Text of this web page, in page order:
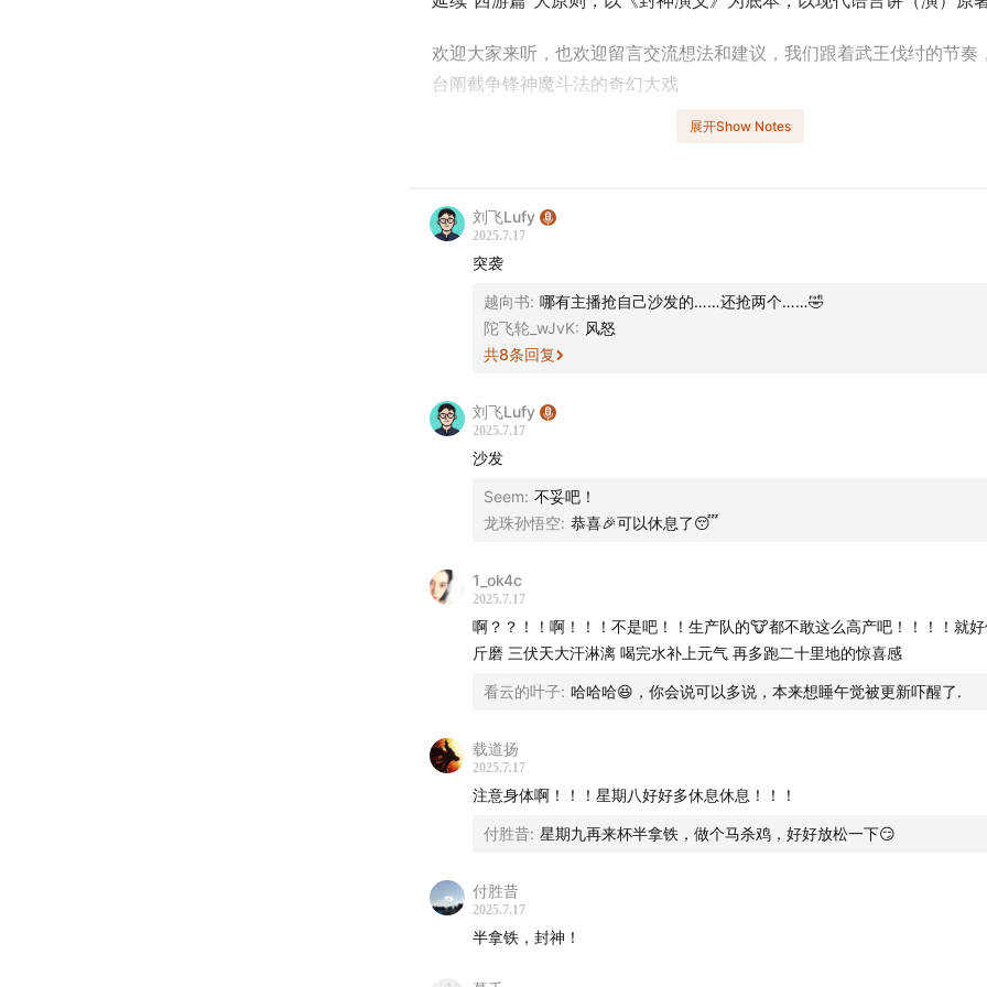
欢迎大家来听，也欢迎留言交流想法和建议，我们跟着武王伐纣的节奏
台阐截争锋神魔斗法的奇幻大戏
“封神篇”第一期在这儿同步更新，从第二期开始，在
来杯半拿铁，咱们边喝边唠。
时间轴：
00:10:06学术源流考封神
成汤始祖传奇录
00:25:34 商纣继位风云变
00:31:58女娲宫祸起北征
00:44:07妖魅乱世祸朝歌
00:59:03朝歌朝觐现乱象
01:09:03苏护直谏触龙颜
01:12:04虚实交织辨封神
展开Show Notes
刘飞Lufy
2025.7.17
突袭
越向书: 哪有主播抢自己沙发的……还抢两个……🤣
陀飞轮_wJvK: 风怒
共8条回复
刘飞Lufy
2025.7.17
沙发
Seem: 不妥吧！
龙珠孙悟空: 恭喜🎉可以休息了😴
1_ok4c
2025.7.17
啊？？！！啊！！！不是吧！！生产队的🐮都不敢这么高产吧！！！！就
斤磨 三伏天大汗淋漓 喝完水补上元气 再多跑二十里地的惊喜感
看云的叶子: 哈哈哈😆，你会说可以多说，本来想睡午觉被更新吓醒了.
载道扬
2025.7.17
注意身体啊！！！星期八好好多休息休息！！！
付胜昔: 星期九再来杯半拿铁，做个马杀鸡，好好放松一下😏
付胜昔
2025.7.17
半拿铁，封神！